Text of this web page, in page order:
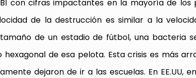
con cifras impactantes en la mayoría de
de la destrucción es similar a la
tamaño de un estadio de fútbol, una bacteria
de esa pelota. Esta crisis es más
dejaron de ir a las escuelas. En EE.UU,